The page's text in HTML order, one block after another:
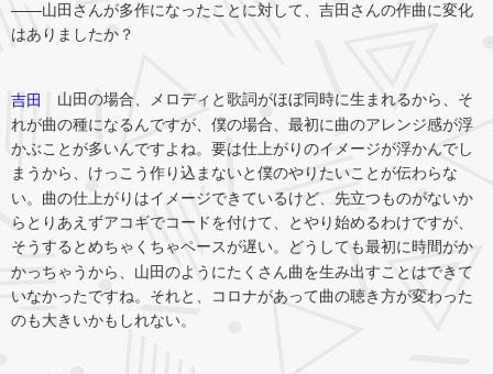
――山田さんが多作になったことに対して、吉田さんの作曲に変化
はありましたか？
吉田
山田の場合、メロディと歌詞がほぼ同時に生まれるから、そ
れが曲の種になるんですが、僕の場合、最初に曲のアレンジ感が浮
かぶことが多いんですよね。要は仕上がりのイメージが浮かんでし
まうから、けっこう作り込まないと僕のやりたいことが伝わらな
い。曲の仕上がりはイメージできているけど、先立つものがないか
らとりあえずアコギでコードを付けて、とやり始めるわけですが、
そうするとめちゃくちゃペースが遅い。どうしても最初に時間がか
かっちゃうから、山田のようにたくさん曲を生み出すことはできて
いなかったですね。それと、コロナがあって曲の聴き方が変わった
のも大きいかもしれない。